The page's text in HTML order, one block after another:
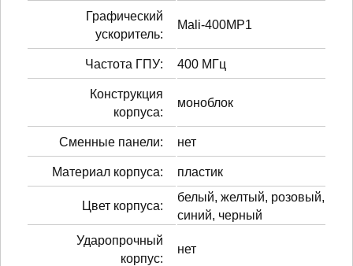
Графический
ускоритель:
Mali-400MP1
Частота ГПУ: 400 МГц
Конструкция
корпуса:
моноблок
Сменные панели: нет
Материал корпуса: пластик
Цвет корпуса:
белый, желтый, розовый,
синий, черный
Ударопрочный
корпус:
нет